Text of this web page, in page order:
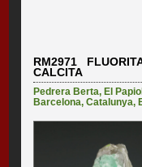
RM2971
CALCITA
Pedrera Berta, El
Barcelona,Catalunya,